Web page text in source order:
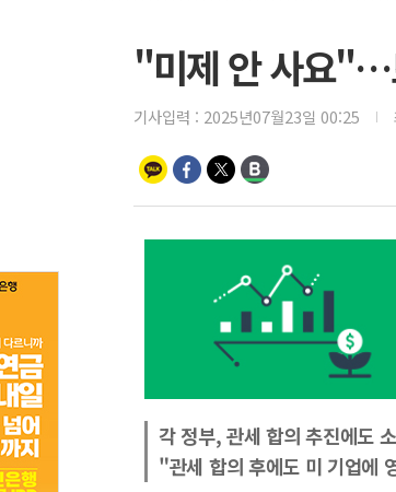
"미제 안 사요"…
기사입력 : 2025년07월23일 00:25
각 정부, 관세 합의 추진에도
"관세 합의 후에도 미 기업에